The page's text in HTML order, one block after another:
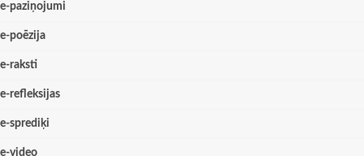
e-paziņojumi
e-poēzija
e-raksti
e-refleksijas
e-sprediķi
e-video